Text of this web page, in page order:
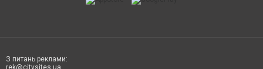
З питань реклами:
rek@citysites.ua